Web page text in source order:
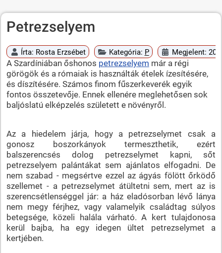
Petrezselyem
Írta: Rosta Erzsébet Kategória: P Megjelent:
A Szardíniában őshonos petrezselyem már a régi
görögök és a rómaiak is használták ételek ízesítésére,
és díszítésére. Számos finom fűszerkeverék egyik
fontos összetevője. Ennek ellenére meglehetősen sok
baljóslatú elképzelés született e növényről.
Az a hiedelem járja, hogy a petrezselymet csak a
gonosz boszorkányok termeszthetik, ezért
balszerencsés dolog petrezselymet kapni, sőt
petrezselyem palántákat sem ajánlatos elfogadni. De
nem szabad - megsértve ezzel az ágyás fölött őrködő
szellemet - a petrezselymet átültetni sem, mert az is
szerencsétlenséggel jár: a ház eladósorban lévő lánya
nem megy férjhez, vagy valamelyik családtag súlyos
betegsége, közeli halála várható. A kert tulajdonosa
kerül bajba, ha egy idegen ültet petrezselymet a
kertjében.